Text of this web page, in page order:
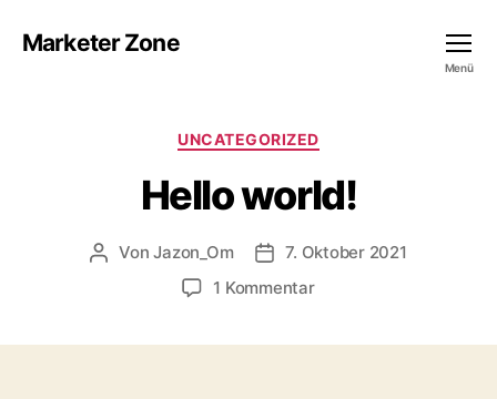
Marketer Zone
Menü
Kategorien
UNCATEGORIZED
Hello world!
Beitragsautor
VonJazon_Om Veröffentlichungsdatum
7. Oktober 2021
1 Kommentarzu